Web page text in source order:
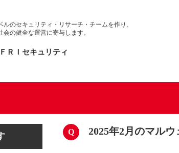
ルのセキュリティ・リサーチ・チームを作り、
会の健全な運営に寄与します。
ＲＩセキュリティ
2025年2月のマル